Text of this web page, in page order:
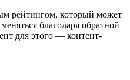
рейтингом, который может
благодаря обратной
для этого — контент-